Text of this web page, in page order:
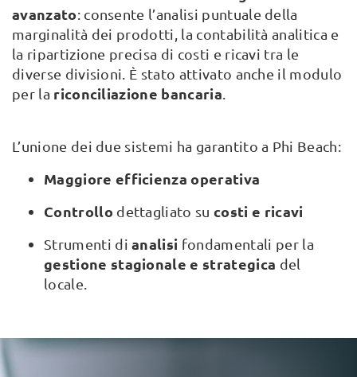
avanzato: consente l’analisi puntuale della
marginalità dei prodotti, la contabilità analitica e
la ripartizione precisa di costi e ricavi tra le
diverse divisioni. È stato attivato anche il modulo
per la riconciliazione bancaria
L’unione dei due sistemi ha garantito a Phi Beach:
Maggiore efficienza operativa
Controllo dettagliato su costi e ricavi
Strumenti dianalisi fondamentali per la
gestione stagionale e strategica del
locale.